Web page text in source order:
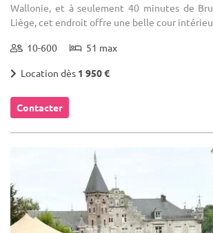
Wallonie, et à seulement 40 minutes de
Liège, cet endroit offre une belle cour
10-600 51 max
Location dès 1 950 €
Contacter